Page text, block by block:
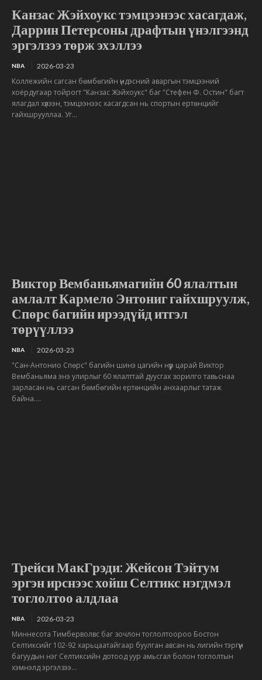
Канзас Жэйхоукс тэмцээнээс хасагдаж,
Даррин Петерсоны драфтын үнэлгээнд
эргэлзээ төрж эхэллээ
NBA 2026-03-23
Коллежийн сагсан бөмбөгийн үндэсний аваргын тэмцээний
хоёрдугаар тойрогт "Канзас Жэйхоукс" баг "Стефен Ф. Остин" багт
ялагдал хүлээн, тэмцээнээс хасагдсан нь спортын ертөнцийг
гайхшрууллаа. Уг...
Виктор Вембаньямагийн 60 ялалтын
амлалт Кармело Энтониг гайхшруулж,
Спөрс багийн ирээдүйд итгэл
төрүүллээ
NBA 2026-03-23
"Сан-Антонио Спөрс" багийн шинэ цагийн нүүр царай Виктор
Вембаньяма энэ улирлыг 60 ялалттай дуусгах зорилго тавьснаа
зарласан нь сагсан бөмбөгийн ертөнцийн анхаарлыг татаж
байна....
Трейси МакГрэди: Жейсон Тэйтум
эргэн ирснээс хойш Селтикс нэгдмэл
тоглолтоо алдлаа
NBA 2026-03-23
Миннесота Тимберволвс баг зочлон тоглолтоороо Бостон
Селтиксийг 102-92 харьцаатайгаар буулган авсан нь лигийн тэргүүн
багуудын нэг Селтиксийн дотоод уур амьсгал болон тоглолтын
хэмнэлд эргэлзээ...